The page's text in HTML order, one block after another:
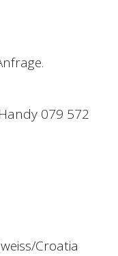
079 572
Croatia